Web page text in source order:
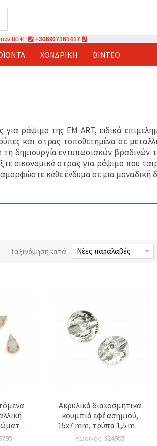
80 € ! +306907161417
ΧΟΝΔΡΙΚΉ ΒΊΝΤΕΟ
ράψιμο της EM ART, ειδικά
και στρας τοποθετημένα σε
δημιουργία εντυπωσιακών βραδινών
οικονομικά στρας για ράψιμο που
κάθε ένδυμα σε μια
Ταξινόμηση κατά:
mm,
Ακρυλικά διακοσμητικά
κουμπιά εφέ ασημιού,
15x7 mm, τρύπα 1,5 mm
– Σετ 10 τεμ., ιδανικά για
Κωδικός: 524905